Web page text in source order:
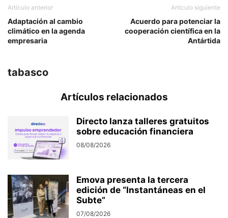
Artículo anterior
Adaptación al cambio
climático en la agenda
empresaria
Artículo siguiente
Acuerdo para potenciar la
cooperación científica en la
Antártida
tabasco
Artículos relacionados
Directo lanza talleres gratuitos
sobre educación financiera
08/08/2026
Emova presenta la tercera
edición de “Instantáneas en el
Subte”
07/08/2026